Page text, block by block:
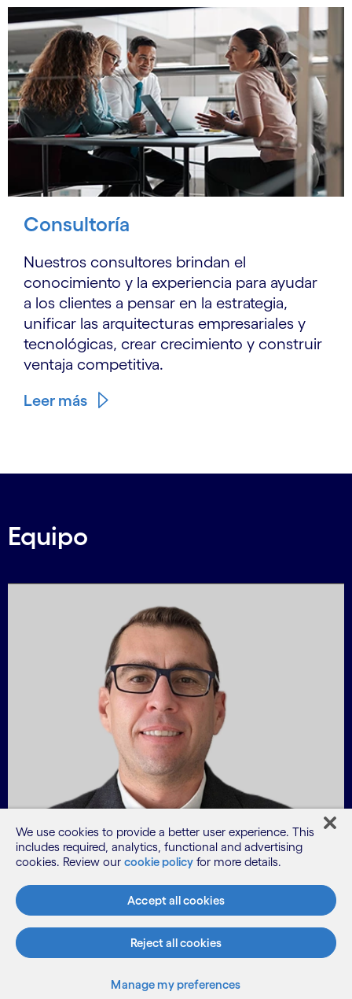
Consultoría
Nuestros consultores brindan el
conocimiento y la experiencia para ayudar
a los clientes a pensar en la estrategia,
unificar las arquitecturas empresariales y
tecnológicas, crear crecimiento y construir
ventaja competitiva.
Leer más
Equipo
Javier Pozuelo
Head of Data & AI Cognizant
We use cookies to provide a better user experience. This
includes required, analytics, functional and advertising
cookies. Review our cookie policy for more details.
Accept all cookies
Reject all cookies
Manage my preferences